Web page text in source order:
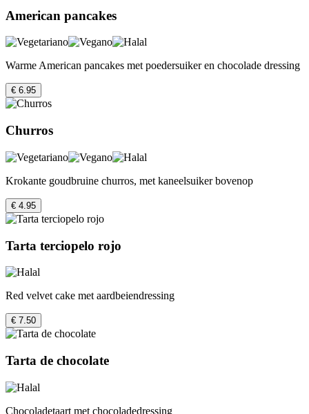
American pancakes
Warme American pancakes met poedersuiker en chocolade dressing
€ 6.95
Churros
Krokante goudbruine churros, met kaneelsuiker bovenop
€ 4.95
Tarta terciopelo rojo
Red velvet cake met aardbeiendressing
€ 7.50
Tarta de chocolate
Chocoladetaart met chocoladedressing